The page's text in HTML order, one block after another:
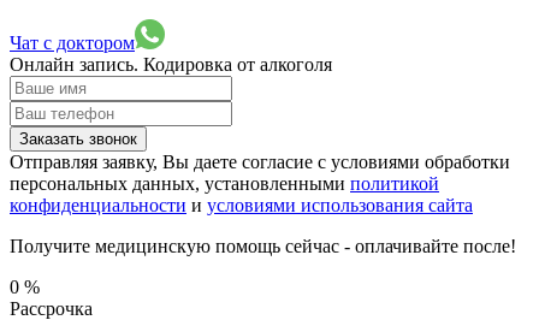
Чат с доктором
Онлайн запись. Кодировка от алкоголя
Заказать звонок
Отправляя заявку, Вы даете согласие с условиями обработки
персональных данных, установленными политикой
конфиденциальности и условиями использования сайта
Получите медицинскую помощь сейчас - оплачивайте после!
0 %
Рассрочка